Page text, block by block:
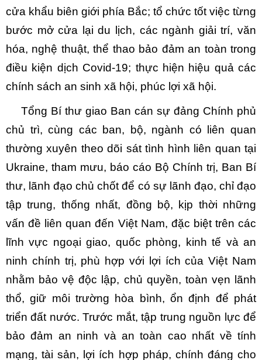
cửa khẩu biên giới phía Bắc; tổ chức tốt việc từng
bước mở cửa lại du lịch, các ngành giải trí, văn
hóa, nghệ thuật, thể thao bảo đảm an toàn trong
điều kiện dịch Covid-19; thực hiện hiệu quả các
chính sách an sinh xã hội, phúc lợi xã hội.
Tổng Bí thư giao Ban cán sự đảng Chính phủ
chủ trì, cùng các ban, bộ, ngành có liên quan
thường xuyên theo dõi sát tình hình liên quan tại
Ukraine, tham mưu, báo cáo Bộ Chính trị, Ban Bí
thư, lãnh đạo chủ chốt để có sự lãnh đạo, chỉ đạo
tập trung, thống nhất, đồng bộ, kịp thời những
vấn đề liên quan đến Việt Nam, đặc biệt trên các
lĩnh vực ngoại giao, quốc phòng, kinh tế và an
ninh chính trị, phù hợp với lợi ích của Việt Nam
nhằm bảo vệ độc lập, chủ quyền, toàn vẹn lãnh
thổ, giữ môi trường hòa bình, ổn định để phát
triển đất nước. Trước mắt, tập trung nguồn lực để
bảo đảm an ninh và an toàn cao nhất về tính
mạng, tài sản, lợi ích hợp pháp, chính đáng cho